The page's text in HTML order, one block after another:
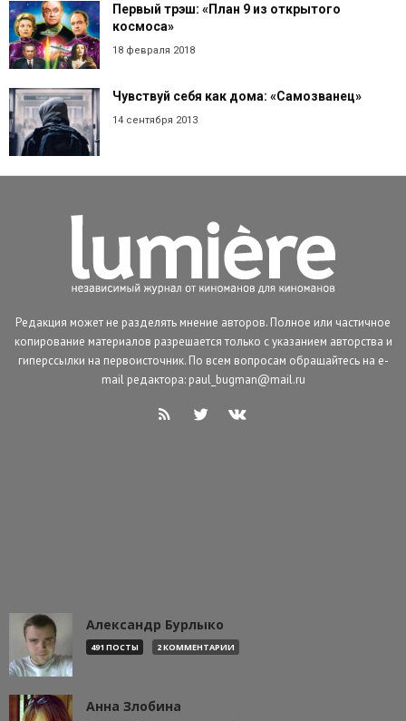
Первый трэш: «План 9 из открытого
космоса»
18 февраля 2018
Чувствуй себя как дома: «Самозванец»
14 сентября 2013
Редакция может не разделять мнение авторов. Полное или частичное
копирование материалов разрешается только с указанием авторства и
гиперссылки на первоисточник. По всем вопросам обращайтесь на e-
mail редактора: paul_bugman@mail.ru
Александр Бурлыко
491 ПОСТЫ 2 КОММЕНТАРИИ
Анна Злобина